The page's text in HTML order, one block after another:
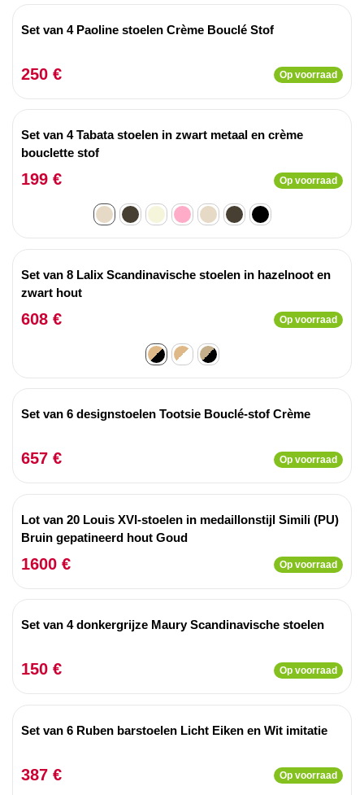
Set van 4 Paoline stoelen Crème Bouclé Stof
250 € Op voorraad
Set van 4 Tabata stoelen in zwart metaal en crème
bouclette stof
199 € Op voorraad
Set van 8 Lalix Scandinavische stoelen in hazelnoot en
zwart hout
608 € Op voorraad
Set van 6 designstoelen Tootsie Bouclé-stof Crème
657 € Op voorraad
Lot van 20 Louis XVI-stoelen in medaillonstijl Simili (PU)
Bruin gepatineerd hout Goud
1600 € Op voorraad
Set van 4 donkergrijze Maury Scandinavische stoelen
150 € Op voorraad
Set van 6 Ruben barstoelen Licht Eiken en Wit imitatie
387 € Op voorraad